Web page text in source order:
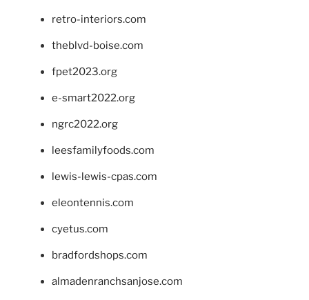
retro-interiors.com
theblvd-boise.com
fpet2023.org
e-smart2022.org
ngrc2022.org
leesfamilyfoods.com
lewis-lewis-cpas.com
eleontennis.com
cyetus.com
bradfordshops.com
almadenranchsanjose.com